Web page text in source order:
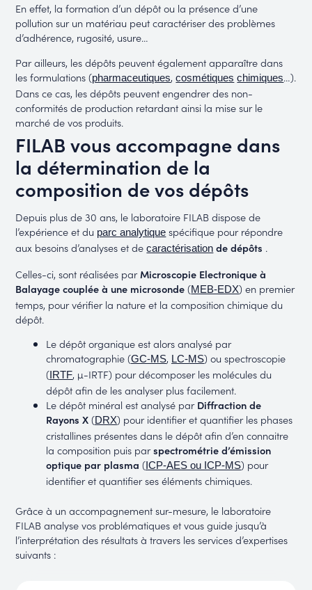
En effet, la formation d’un dépôt ou la présence d’une
pollution sur un matériau peut caractériser des problèmes
d’adhérence, rugosité, usure…
Par ailleurs, les dépôts peuvent également apparaître dans
les formulations (pharmaceutiques,cosmétiques chimiques…).
Dans ce cas, les dépôts peuvent engendrer des non-
conformités de production retardant ainsi la mise sur le
marché de vos produits.
FILAB vous accompagne dans
la détermination de la
composition de vos dépôts
Depuis plus de 30 ans, le laboratoire FILAB dispose de
l’expérience et du parc analytique spécifique pour répondre
aux besoins d’analyses et decaractérisation de dépôts .
Celles-ci, sont réalisées parMicroscopie Electronique à
Balayage couplée à une microsonde(MEB-EDX) en premier
temps, pour vérifier la nature et la composition chimique du
dépôt.
Le dépôt organique est alors analysé par
chromatographie (GC-MS, LC-MS) ou spectroscopie
(IRTF, µ-IRTF) pour décomposer les molécules du
dépôt afin de les analyser plus facilement.
Le dépôt minéral est analysé parDiffraction de
Rayons X(DRX) pour identifier et quantifier les phases
cristallines présentes dans le dépôt afin d’en connaitre
la composition puis parspectrométrie d’émission
optique par plasma (ICP-AES ou ICP-MS) pour
identifier et quantifier ses éléments chimiques.
Grâce à un accompagnement sur-mesure, le laboratoire
FILAB analyse vos problématiques et vous guide jusqu’à
l’interprétation des résultats à travers les services d’expertises
suivants :